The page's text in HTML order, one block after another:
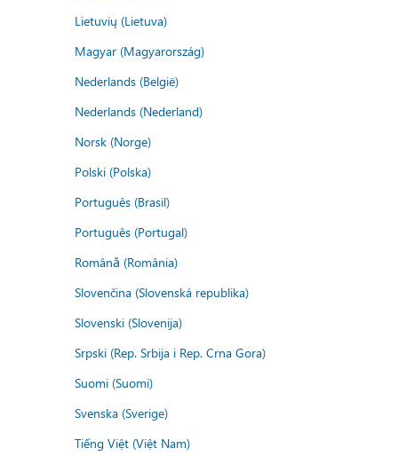
Lietuvių (Lietuva)
Magyar (Magyarország)
Nederlands (België)
Nederlands (Nederland)
Norsk (Norge)
Polski (Polska)
Português (Brasil)
Português (Portugal)
Română (România)
Slovenčina (Slovenská republika)
Slovenski (Slovenija)
Srpski (Rep. Srbija i Rep. Crna Gora)
Suomi (Suomi)
Svenska (Sverige)
Tiếng Việt (Việt Nam)